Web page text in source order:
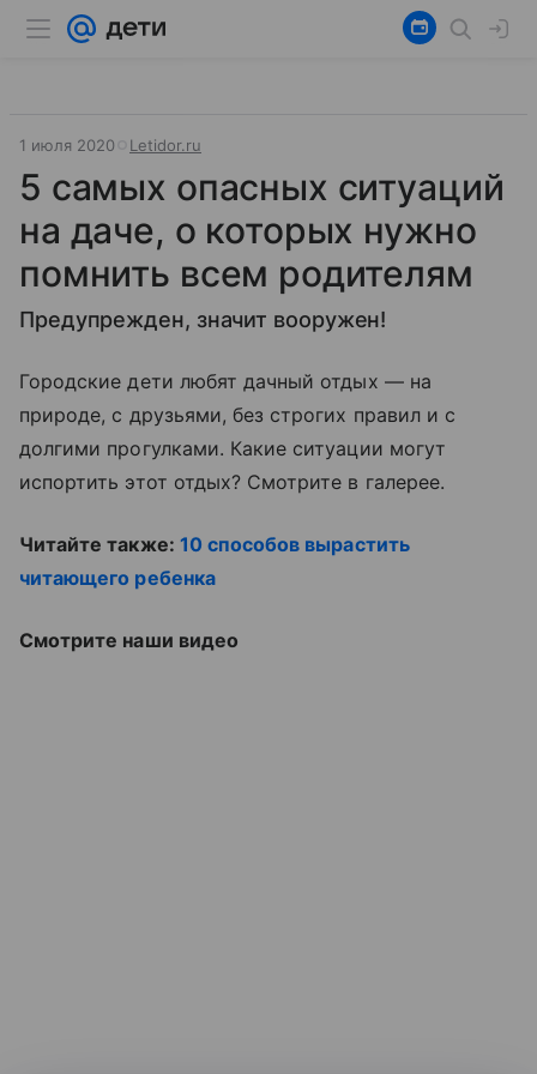
1 июля 2020 Letidor.ru
5 самых опасных ситуаций
на даче, о которых нужно
помнить всем родителям
Предупрежден, значит вооружен!
Городские дети любят дачный отдых — на
природе, с друзьями, без строгих правил и с
долгими прогулками. Какие ситуации могут
испортить этот отдых? Смотрите в галерее.
Читайте также: 10 способов вырастить
читающего ребенка
Смотрите наши видео